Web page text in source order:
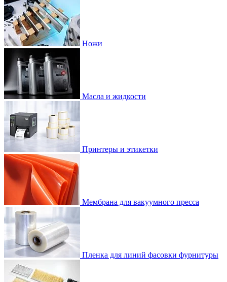
Ножи
Масла и жидкости
Принтеры и этикетки
Мембрана для вакуумного пресса
Пленка для линий фасовки фурнитуры